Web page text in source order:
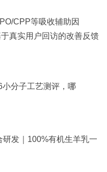
CPP等吸收辅助因
真实用户回访的改善反馈
分子工艺测评，哪
发｜100%有机生羊乳一